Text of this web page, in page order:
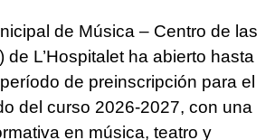
de Música – Centro de las
de L’Hospitalet ha abierto hasta
de preinscripción para el
del curso 2026-2027, con una
en música, teatro y